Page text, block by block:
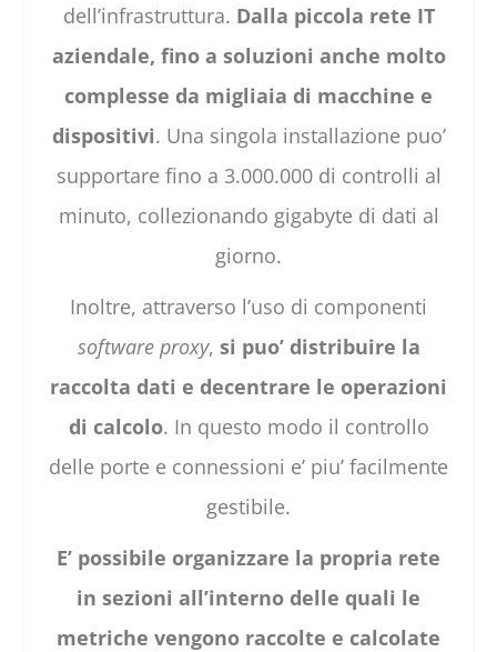
dell’infrastruttura. Dalla piccola rete IT
aziendale, fino a soluzioni anche molto
complesse da migliaia di macchine e
dispositivi. Una singola installazione puo’
supportare fino a 3.000.000 di controlli al
minuto, collezionando gigabyte di dati al
giorno.
Inoltre, attraverso l’uso di componenti
software proxy, si puo’ distribuire la
raccolta dati e decentrare le operazioni
di calcolo. In questo modo il controllo
delle porte e connessioni e’ piu’ facilmente
gestibile.
E’ possibile organizzare la propria rete
in sezioni all’interno delle quali le
metriche vengono raccolte e calcolate